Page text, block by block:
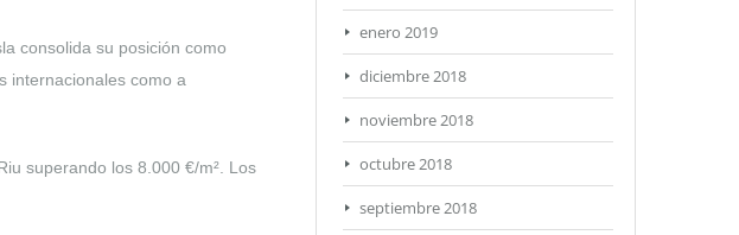
consolida su posición como
internacionales como a
superando los 8.000 €/m². Los
enero 2019
diciembre 2018
noviembre 2018
octubre 2018
septiembre 2018